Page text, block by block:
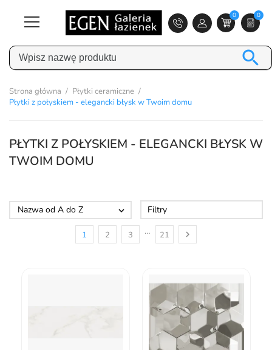
0 0

Strona główna
Płytki ceramiczne
Płytki z połyskiem - elegancki błysk w Twoim domu
PŁYTKI Z POŁYSKIEM - ELEGANCKI BŁYSK W
TWOIM DOMU
Nazwa od A do Z  Filtry
1 2 3 … 21 